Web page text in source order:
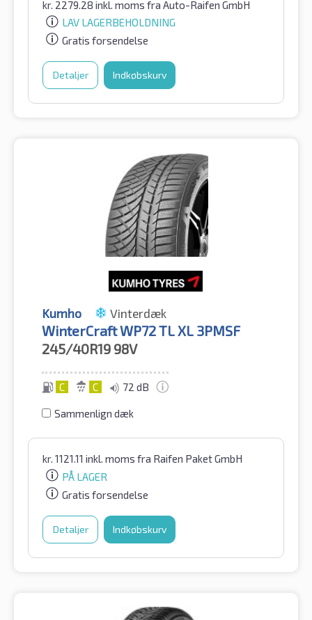
kr. 2279.28 inkl. moms fra Auto-Raifen GmbH
LAV LAGERBEHOLDNING
Gratis forsendelse
Detaljer Indkøbskurv
Kumho Vinterdæk
WinterCraft WP72 TL XL 3PMSF
245/40R19 98V
C C 72 dB
Sammenlign dæk
kr. 1121.11 inkl. moms fra Raifen Paket GmbH
PÅ LAGER
Gratis forsendelse
Detaljer Indkøbskurv